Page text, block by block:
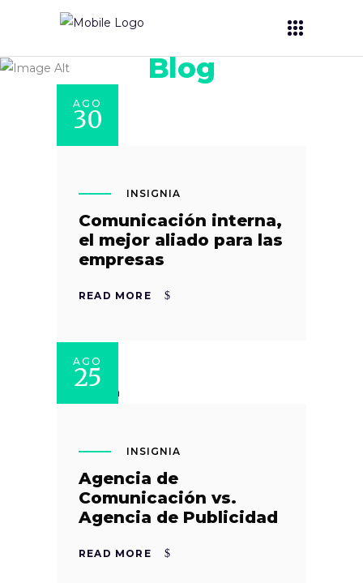
Blog
AGO
30
INSIGNIA
Comunicación interna,
el mejor aliado para las
empresas
READ MORE
AGO
25
INSIGNIA
Agencia de
Comunicación vs.
Agencia de Publicidad
READ MORE